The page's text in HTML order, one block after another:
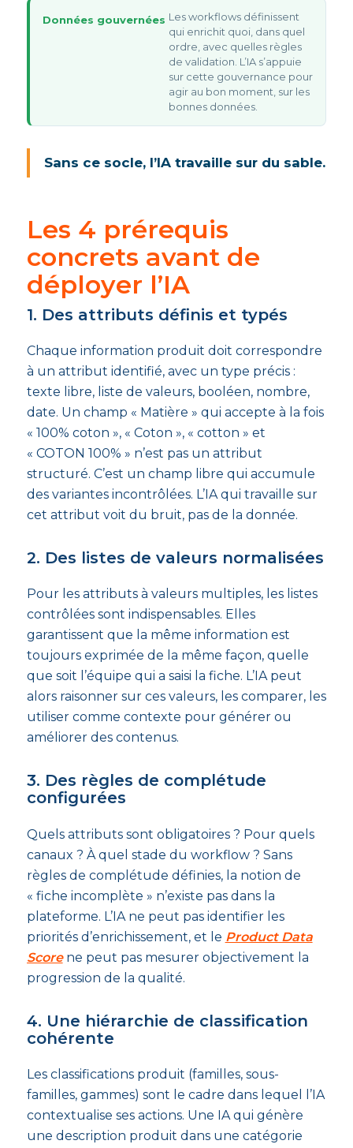
Données gouvernées Les workflows définissent
qui enrichit quoi, dans quel
ordre, avec quelles règles
de validation. L’IA s’appuie
sur cette gouvernance pour
agir au bon moment, sur les
bonnes données.
Sans ce socle, l’IA travaille sur du sable.
Les 4 prérequis
concrets avant de
déployer l’IA
1. Des attributs définis et typés
Chaque information produit doit correspondre
à un attribut identifié, avec un type précis :
texte libre, liste de valeurs, booléen, nombre,
date. Un champ « Matière » qui accepte à la fois
« 100% coton », « Coton », « cotton » et
« COTON 100% » n’est pas un attribut
structuré. C’est un champ libre qui accumule
des variantes incontrôlées. L’IA qui travaille sur
cet attribut voit du bruit, pas de la donnée.
2. Des listes de valeurs normalisées
Pour les attributs à valeurs multiples, les listes
contrôlées sont indispensables. Elles
garantissent que la même information est
toujours exprimée de la même façon, quelle
que soit l’équipe qui a saisi la fiche. L’IA peut
alors raisonner sur ces valeurs, les comparer, les
utiliser comme contexte pour générer ou
améliorer des contenus.
3. Des règles de complétude
configurées
Quels attributs sont obligatoires ? Pour quels
canaux ? À quel stade du workflow ? Sans
règles de complétude définies, la notion de
« fiche incomplète » n’existe pas dans la
plateforme. L’IA ne peut pas identifier les
priorités d’enrichissement, et le Product Data
Scorene peut pas mesurer objectivement la
progression de la qualité.
4. Une hiérarchie de classification
cohérente
Les classifications produit (familles, sous-
familles, gammes) sont le cadre dans lequel l’IA
contextualise ses actions. Une IA qui génère
une description produit dans une catégorie